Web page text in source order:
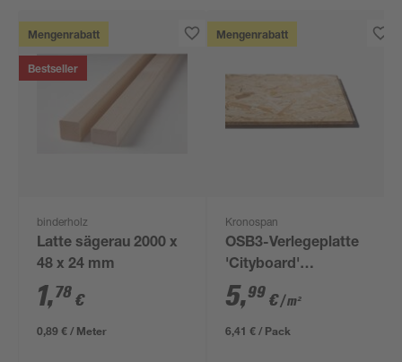
Mengenrabatt
Bestseller
binderholz
Latte sägerau 2000 x
48 x 24 mm
1,78 €
0,89 € / Meter
Mengenrabatt
Kronospan
OSB3-Verlegeplatte
'Cityboard'
ungeschliffen 1690 x
634 x 12 mm
5,99 €/ m²
6,41 € / Pack